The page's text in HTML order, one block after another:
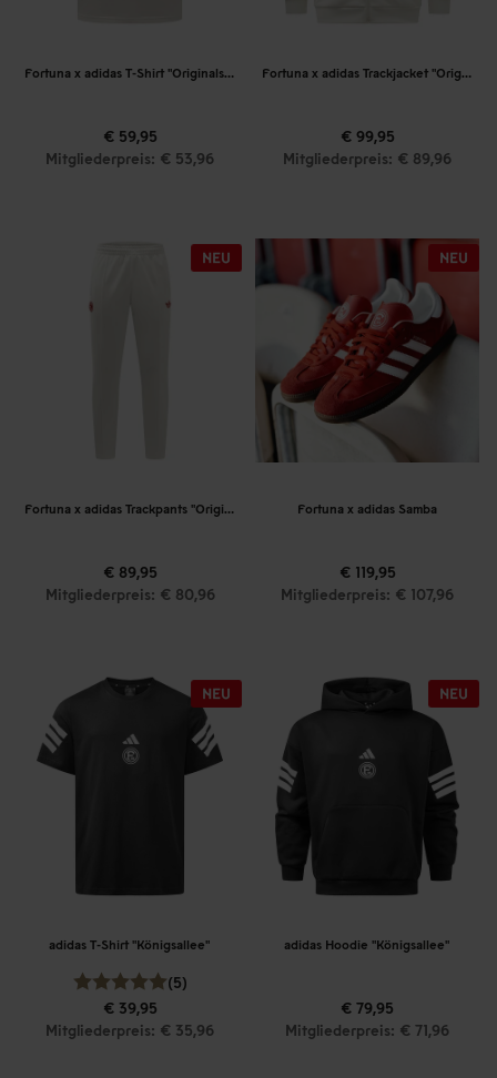
Fortuna x adidas T-Shirt "Originals" Off-White
€ 59,95
Mitgliederpreis: € 53,96
Fortuna x adidas Trackjacket "Originals" Off-White
€ 99,95
Mitgliederpreis: € 89,96
Fortuna x adidas Trackpants "Originals" Off-White
€ 89,95
Mitgliederpreis: € 80,96
Fortuna x adidas Samba
€ 119,95
Mitgliederpreis: € 107,96
adidas T-Shirt "Königsallee"
(5)
€ 39,95
Mitgliederpreis: € 35,96
adidas Hoodie "Königsallee"
€ 79,95
Mitgliederpreis: € 71,96